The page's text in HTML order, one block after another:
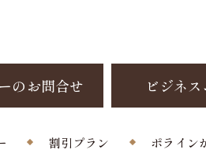
のお問合せ ビジネ
割引プラン ポライン